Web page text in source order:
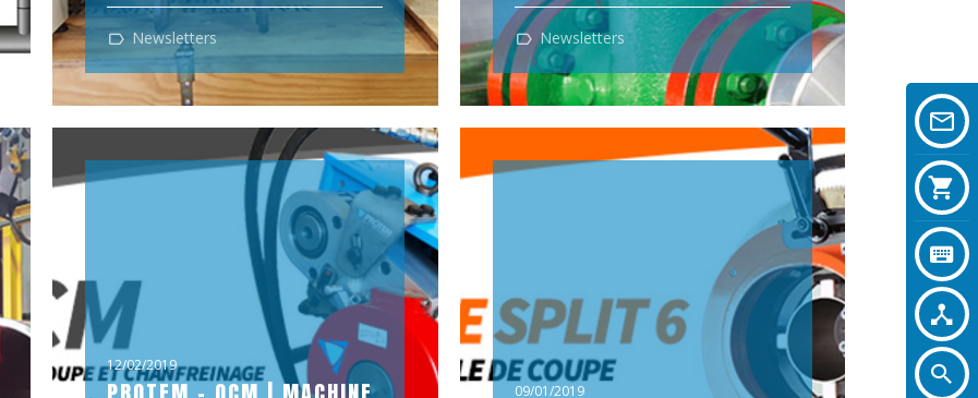
La barre d’alésage SERCO utilise deux
cônes de centrage identiques pour un
montage parfait sur la pièce devant faire
l'objet...
Newsletters
‍Possédant une course axiale et une
course radiale, les machines de type
SERCO TU sont conçues pour les travaux
d’usinage...
Newsletters
12/02/2019
09/01/2019